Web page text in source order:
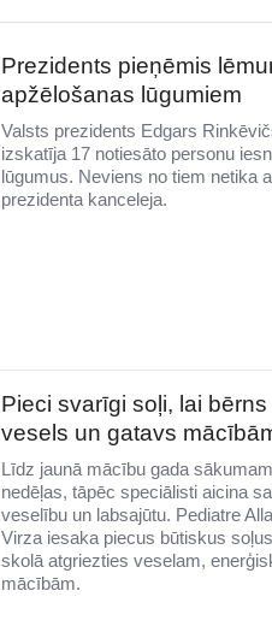
Prezidents pieņēmis
apžēlošanas lūgumiem
Valsts prezidents Edgars
izskatīja 17 notiesāto personu
lūgumus. Neviens no tiem netika
prezidenta kanceleja.
Pieci svarīgi soļi, lai
vesels un gatavs
Līdz jaunā mācību gada
nedēļas, tāpēc speciālisti aicina
veselību un labsajūtu. Pediatre
Virza iesaka piecus būtiskus
skolā atgriezties veselam,
mācībām.